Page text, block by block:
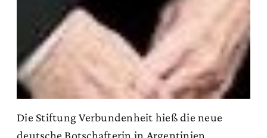
Die Stiftung Verbundenheit hieß die neue
deutsche Botschafterin in Argentinien